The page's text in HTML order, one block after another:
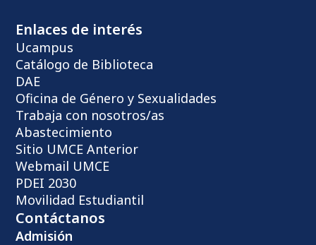
Enlaces de interés
Ucampus
Catálogo de Biblioteca
DAE
Oficina de Género y Sexualidades
Trabaja con nosotros/as
Abastecimiento
Sitio UMCE Anterior
Webmail UMCE
PDEI 2030
Movilidad Estudiantil
Contáctanos
Admisión